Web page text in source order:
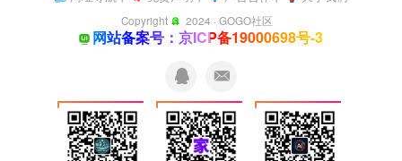
Copyright 2024 ·GOGO社区
网站备案号：京ICP备19000698号-3